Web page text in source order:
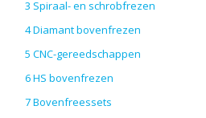
3 Spiraal- en schrobfrezen
4 Diamant bovenfrezen
5 CNC-gereedschappen
6 HS bovenfrezen
7 Bovenfreessets